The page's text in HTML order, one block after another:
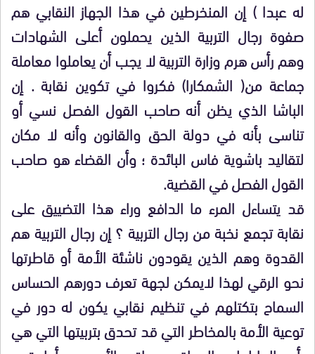
له عبدا ) إن المنخرطين في هذا الجهاز النقابي هم
صفوة رجال التربية الذين يحملون أعلى الشهادات
وهم رأس هرم وزارة التربية لا يجب أن يعاملوا معاملة
جماعة من( الشمكارا) فكروا في تكوين نقابة . إن
الباشا الذي يظن أنه صاحب القول الفصل نسي أو
تناسى بأنه في دولة الحق والقانون وأنه لا مكان
لتقاليد باشوية فاس البائدة ؛ وأن القضاء هو صاحب
القول الفصل في القضية.
قد يتساءل المرء ما الدافع وراء هذا التضييق على
نقابة تجمع نخبة من رجال التربية ؟ إن رجال التربية هم
القدوة وهم الذين يقودون ناشئة الأمة أو قاطرتها
نحو الرقي لهذا لايمكن لجهة تعرف دورهم الحساس
السماح بتكتلهم في تنظيم نقابي يكون له دور في
توعية الأمة بالمخاطر التي قد تحدق بتربيتها التي هي